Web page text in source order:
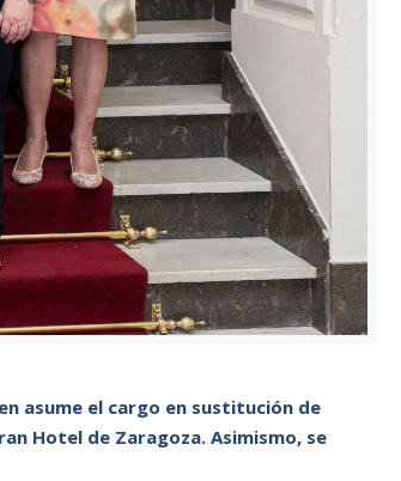
asume el cargo en sustitución de
Hotel de Zaragoza. Asimismo, se